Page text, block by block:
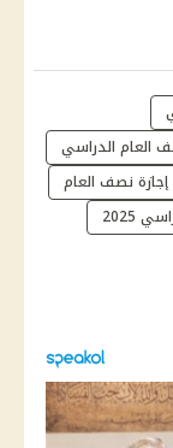
العام الدراسي
إجازة نصف العام
2025